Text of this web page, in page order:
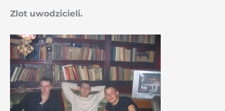
Zlot uwodzicieli.